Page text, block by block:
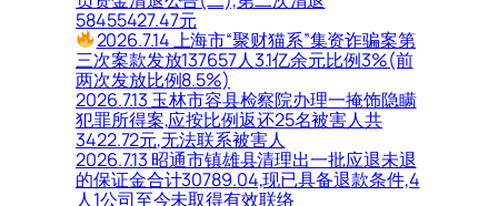
58455427.47元
2026.7.14 上海市“聚财猫系”集资诈骗案第
三次案款发放137657人3.1亿余元比例3%(前
两次发放比例8.5%)
2026.7.13 玉林市容县检察院办理一掩饰隐瞒
犯罪所得案,应按比例返还25名被害人共
3422.72元,无法联系被害人
2026.7.13 昭通市镇雄县清理出一批应退未退
的保证金合计30789.04,现已具备退款条件,4
人1公司至今未取得有效联络